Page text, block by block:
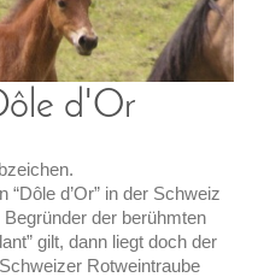
d'Or
d’Or” in der Schweiz
der berühmten
gilt, dann liegt doch der
Rotweintraube